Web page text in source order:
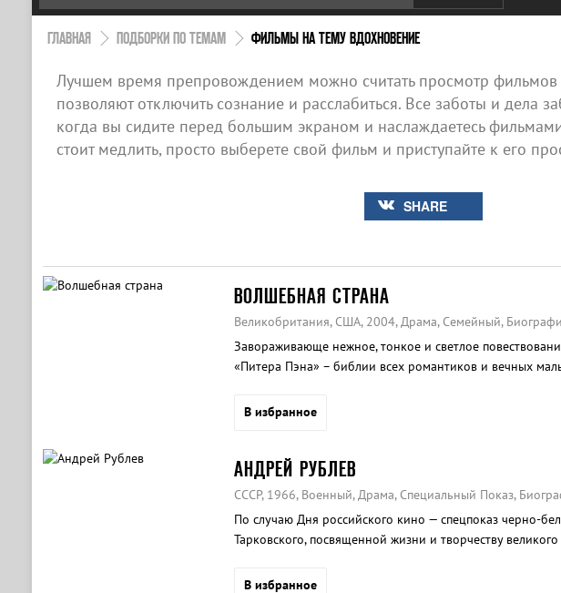
ГЛАВНАЯ ПОДБОРКИ ПО ТЕМАМ ФИЛЬМЫ НА ТЕМУ ВДОХНОВЕНИЕ
Лучшем время препровождением можно считать просмотр
позволяют отключить сознание и расслабиться. Все заботы и дела
когда вы сидите перед большим экраном и наслаждаетесь
стоит медлить, просто выберете свой фильм и приступайте к его
SHARE
ВОЛШЕБНАЯ СТРАНА
Великобритания, США, 2004, Драма, Семейный,
Завораживающе нежное, тонкое и светлое
«Питера Пэна» – библии всех романтиков и вечных
В избранное
АНДРЕЙ РУБЛЕВ
СССР, 1966, Военный, Драма, Специальный Показ,
По случаю Дня российского кино — спецпоказ черно-
Тарковского, посвященной жизни и творчеству
В избранное